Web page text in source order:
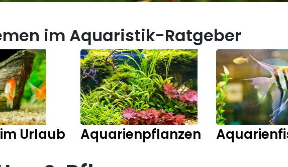
im Aquaristik-Ratgeber
Urlaub Aquarienpflanzen